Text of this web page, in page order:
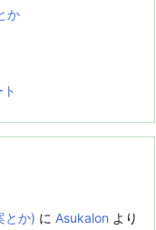
か
とか) に Asukalon より